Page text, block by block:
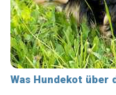
Was Hundekot über